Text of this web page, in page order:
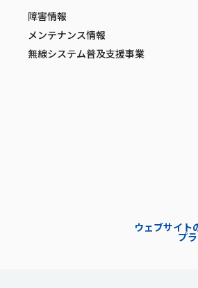
障害情報
メンテナンス情報
無線システム普及支援事業
ウェブサイト
プ